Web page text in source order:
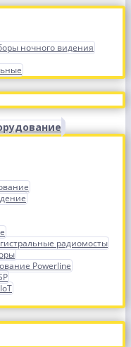
ночного видения
радиомосты
Powerline